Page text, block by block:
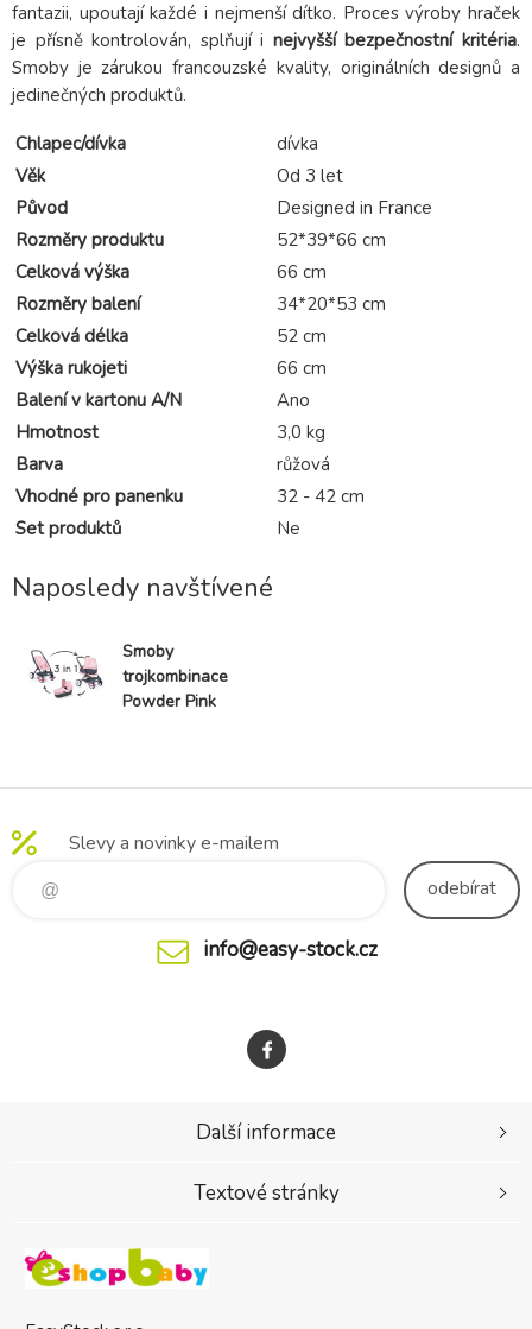
fantazii, upoutají každé i nejmenší dítko. Proces výroby hraček
je přísně kontrolován, splňují i nejvyšší bezpečnostní kritéria.
Smoby je zárukou francouzské kvality, originálních designů a
jedinečných produktů.
Chlapec/dívka
dívka
Věk
Od 3 let
Původ
Designed in France
Rozměry produktu
52*39*66 cm
Celková výška
66 cm
Rozměry balení
34*20*53 cm
Celková délka
52 cm
Výška rukojeti
66 cm
Balení v kartonu A/N
Ano
Hmotnost
3,0 kg
Barva
růžová
Vhodné pro panenku
32 - 42 cm
Set produktů
Ne
Naposledy navštívené
Smoby
trojkombinace
Powder Pink
postýlka pro
Slevy a novinky e-mailem
odebírat
info@easy-stock.cz
Další informace
Textové stránky